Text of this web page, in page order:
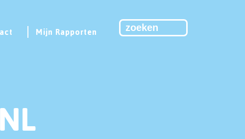
Mijn Rapporten